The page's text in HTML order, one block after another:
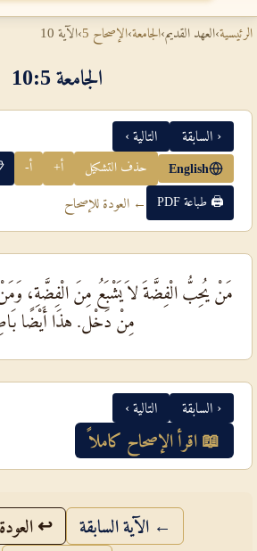
الرئيسية›العهد القديم›الجامعة›الإصحاح 5 ›الآية 10
الجامعة 5‏:‏10
‹ السابقة التالية ›
English حذف التشكيل أ+ أ-
🖨 طباعة PDF ← العودة للإصحاح
مَنْ يُحِبُّ الْفِضَّةَ لاَ يَشْبَعُ مِنَ الْفِضَّةِ، وَمَنْ
مِنْ دَخْل. هذَا أَيْضًا
‹ السابقة التالية ›
📖 اقرأ الإصحاح كاملاً
← الآية السابقة ↩ العودة